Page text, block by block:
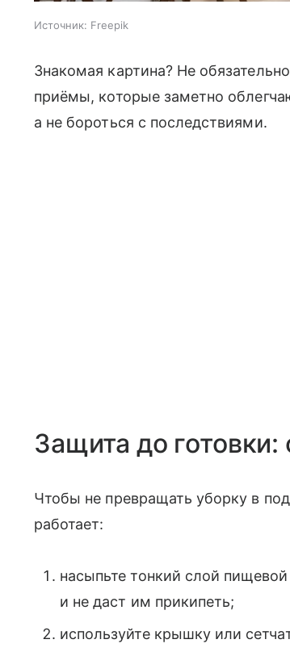
Источник: Freepik
Знакомая картина? Не
приёмы, которые заметно
а не бороться с последствиями.
Защита до
Чтобы не превращать уборку в
работает:
насыпьте тонкий слой
и не даст им прикипеть;
используйте крышку или